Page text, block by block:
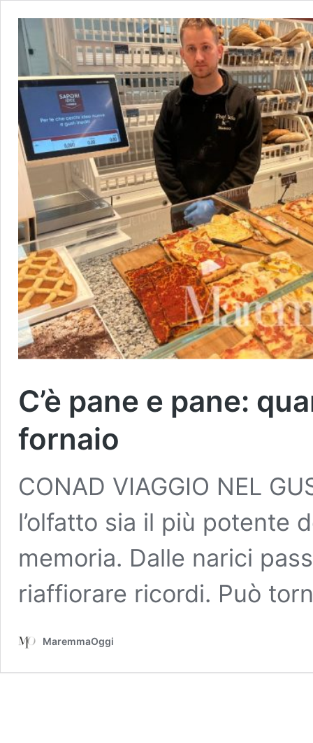
C’è pane e pane:
fornaio
CONAD VIAGGIO NEL
l’olfatto sia il più potente
memoria. Dalle narici
riaffiorare ricordi. Può
MaremmaOggi